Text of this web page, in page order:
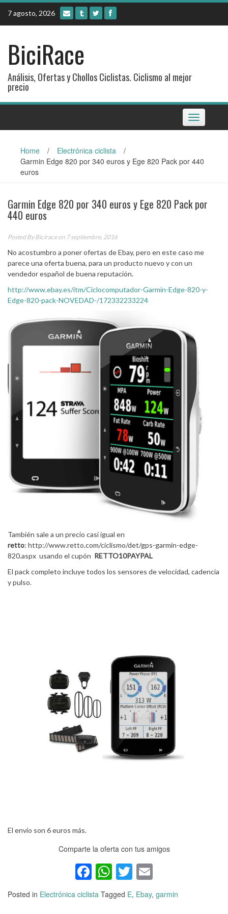
Skip
content
7 agosto, 2026
BiciRace
Análisis, Ofertas y Chollos Ciclistas. Ciclismo al mejor
precio
Toggle
navigation
Home / Electrónica ciclista
/
Garmin Edge 820 por 340 euros y Ege 820 Pack por 440
euros
Garmin Edge 820 por 340 euros y Ege 820 Pack por
440 euros
Posted ByBiciraceon 7 septiembre, 2016
No acostumbro a poner ofertas de Ebay, pero en este caso me
parece una oferta buena, para un producto nuevo y con un
vendedor español de buena reputación.
http://www.ebay.es/itm/Ciclocomputador-Garmin-Edge-820-y-
Edge-820-pack-NOVEDAD-/172332233224
También sale a un precio casi igual en
retto: http://www.retto.com/ciclismo/det/gps-garmin-edge-
820.aspx usando el cupón RETTO10PAYPAL
El pack completo incluye todos los sensores de velocidad, cadencia
y pulso.
El envío son 6 euros más.
Comparte la oferta con tus amigos
Facebook
WhatsApp
Twitter
Posted in Electrónica ciclista Tagged E, Ebay, garmin